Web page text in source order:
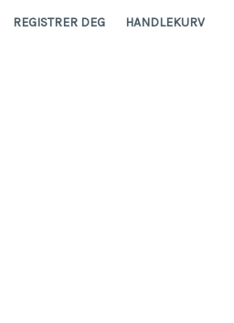
REGISTRER DEG HANDLEKURV